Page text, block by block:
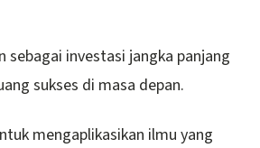
sebagai investasi jangka panjang
sukses di masa depan.
mengaplikasikan ilmu yang